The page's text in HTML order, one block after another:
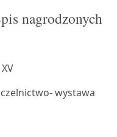
nagrodzonych
wystawa